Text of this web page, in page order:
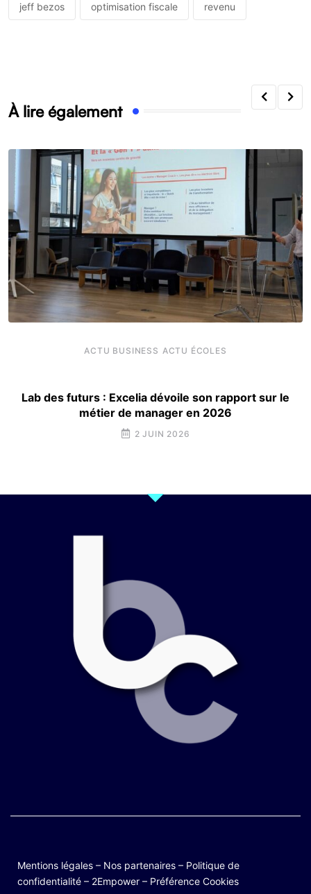
jeff bezos optimisation fiscale revenu
À lire également
ACTU BUSINESS ACTU ÉCOLES
Lab des futurs : Excelia dévoile son rapport sur le
métier de manager en 2026
2 JUIN 2026
Mentions légales – Nos partenaires – Politique de
confidentialité – 2Empower – Préférence Cookies